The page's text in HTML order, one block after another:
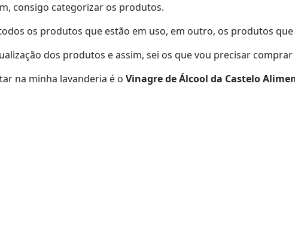
consigo categorizar os produtos.
os produtos que estão em uso, em outro, os produtos
dos produtos e assim, sei os que vou precisar
na minha lavanderia é o Vinagre de Álcool da Castelo